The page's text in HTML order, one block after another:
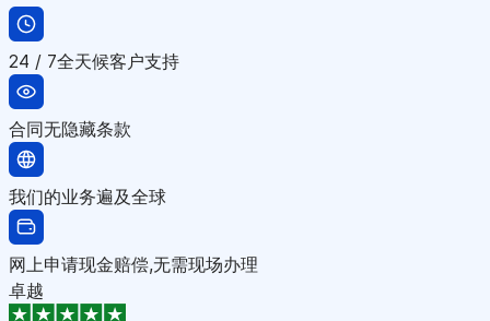
24 / 7全天候客户支持
合同无隐藏条款
我们的业务遍及全球
网上申请现金赔偿,无需现场办理
卓越